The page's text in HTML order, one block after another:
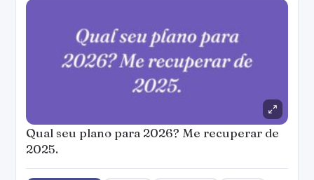
Qual seu plano para 2026? Me recuperar de
2025.